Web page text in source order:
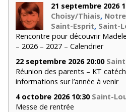
21 septembre 2026
Choisy/Thiais,
Saint-Esprit, Saint-
Rencontre pour découvrir
– 2026 – 2027 – Calendrier
22 septembre 2026 20:00
Réunion des parents – KT
informations sur l’année à venir
4 octobre 2026 10:30 Saint-
Messe de rentrée